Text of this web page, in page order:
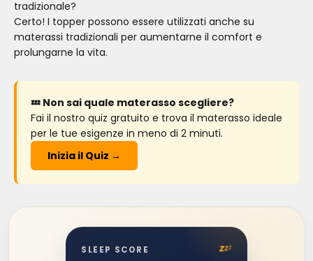
tradizionale?
Certo! I topper possono essere utilizzati anche su
materassi tradizionali per aumentarne il comfort e
prolungarne la vita.
💤 Non sai quale materasso scegliere?
Fai il nostro quiz gratuito e trova il materasso ideale
per le tue esigenze in meno di 2 minuti.
Inizia il Quiz →
SLEEP SCORE zzz